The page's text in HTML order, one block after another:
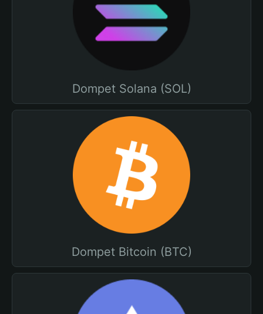
Dompet Solana (SOL)
Dompet Bitcoin (BTC)